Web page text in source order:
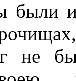
были
не